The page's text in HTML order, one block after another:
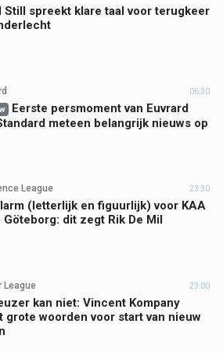
Still spreekt klare taal voor terugkeer
06:30
Eerste persmoment van Euvrard
meteen belangrijk nieuws op
League 23:30
(letterlijk en figuurlijk) voor KAA
Göteborg: dit zegt Rik De Mil
League 23:00
kan niet: Vincent Kompany
grote woorden voor start van nieuw